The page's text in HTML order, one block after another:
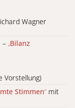
Wagner
– „Bilanz
Vorstellung)
Stimmen“ mit